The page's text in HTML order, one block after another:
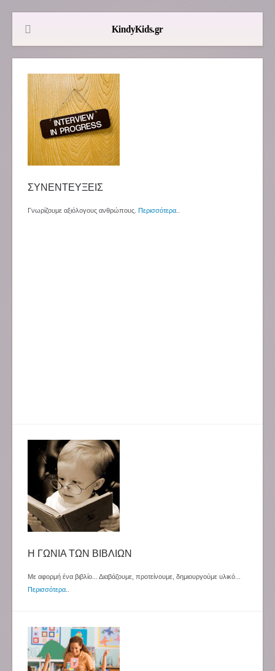
ΣΥΝΕΝΤΕΥΞΕΙΣ
Γνωρίζουμε αξιόλογους ανθρώπους. Περισσότερα
Η ΓΩΝΙΑ ΤΩΝ ΒΙΒΛΙΩΝ
Με αφορμή ένα βιβλίο... Διαβάζουμε, προτείνουμε, δημιουργούμε υλικό...
Περισσότερα